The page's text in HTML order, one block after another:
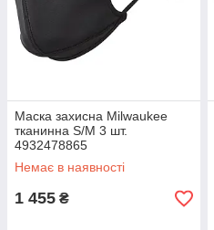
Маска захисна Milwaukee
тканинна S/M 3 шт.
4932478865
Немає в наявності
1 455 ₴